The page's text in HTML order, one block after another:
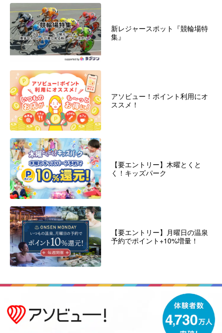
新レジャースポット『競輪場特
集』
アソビュー！ポイント利用にオ
ススメ！
【要エントリー】木曜とくと
く！キッズパーク
【要エントリー】月曜日の温泉
予約でポイント+10%増量！